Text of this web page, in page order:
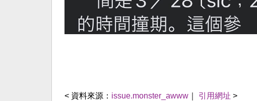
< 資料來源： issue.monster_awww 引用網址 >